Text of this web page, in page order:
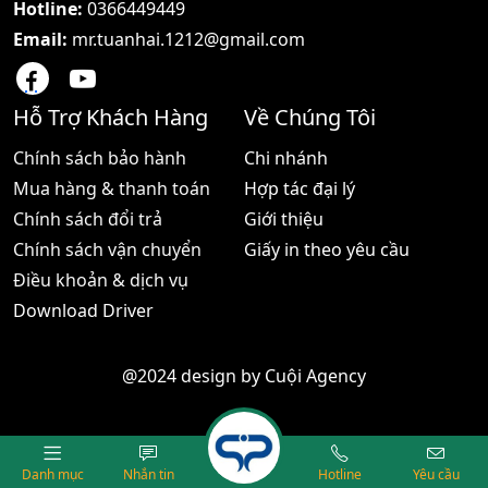
Hotline: 0366449449
Email: mr.tuanhai.1212@gmail.com
Hỗ Trợ Khách Hàng
Chính sách bảo hành
Mua hàng & thanh toán
Chính sách đổi trả
Chính sách vận chuyển
Điều khoản & dịch vụ
Download Driver
Về Chúng Tôi
Chi nhánh
Hợp tác đại lý
Giới thiệu
Giấy in theo yêu cầu
@2024 design by Cuội Agency
Danh mục Nhắn tin Hotline Yêu cầu